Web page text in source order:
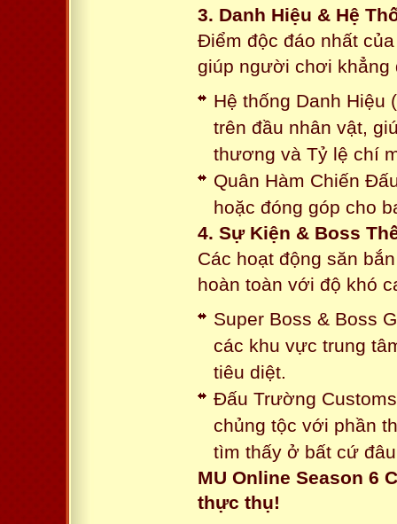
3. Danh Hiệu & Hệ
Điểm độc đáo nhất
giúp người chơi khẳng
Hệ thống Danh Hiệu
trên đầu nhân vật,
thương và Tỷ lệ chí
Quân Hàm Chiến
hoặc đóng góp cho
4. Sự Kiện & Boss
Các hoạt động săn
hoàn toàn với độ khó
Super Boss & Boss
các khu vực trung
tiêu diệt.
Đấu Trường
chủng tộc với phần
tìm thấy ở bất cứ
MU Online Season 6
thực thụ!